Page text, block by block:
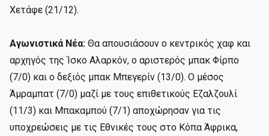
Χετάφε (21/12).
Αγωνιστικά Νέα: Θα απουσιάσουν ο κεντρικός χαφ και
αρχηγός της Ίσκο Αλαρκόν, ο αριστερός μπακ Φίρπο
(7/0) και ο δεξιός μπακ Μπεγερίν (13/0). Ο μέσος
Άμραμπατ (7/0) μαζί με τους επιθετικούς Εζαλζουλί
(11/3) και Μπακαμπού (7/1) αποχώρησαν για τις
υποχρεώσεις με τις Εθνικές τους στο Κόπα Άφρικα,